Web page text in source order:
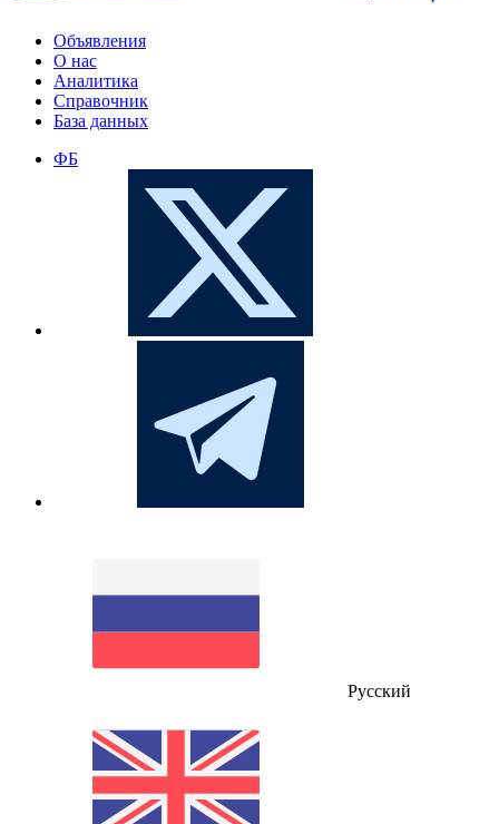
Объявления
О нас
Аналитика
Справочник
База данных
ФБ
Русский